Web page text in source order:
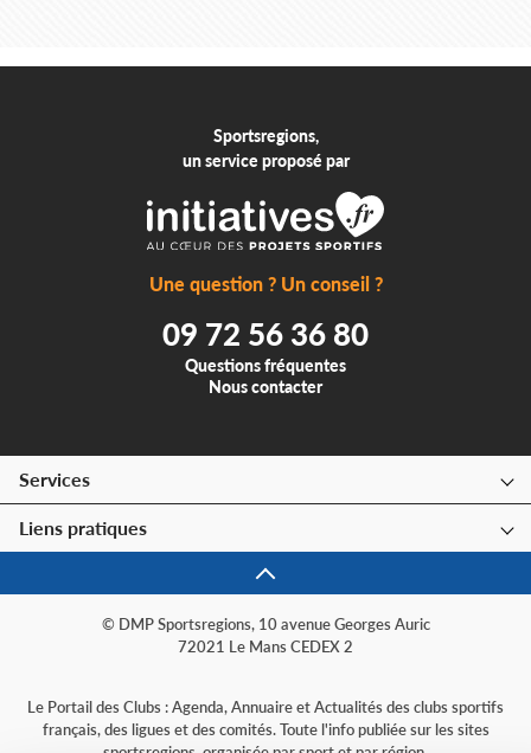
Sportsregions,
un service proposé par
Une question ? Un conseil ?
09 72 56 36 80
Questions fréquentes
Nous contacter
Services
Liens pratiques
© DMP Sportsregions, 10 avenue Georges Auric
72021 Le Mans CEDEX 2
Le Portail des Clubs : Agenda, Annuaire et Actualités des clubs sportifs
français, des ligues et des comités. Toute l'info publiée sur les sites